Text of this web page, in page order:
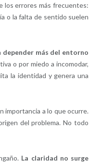
los errores más frecuentes:
o la falta de sentido suelen
depender más del entorno
o por miedo a incomodar,
la identidad y genera una
importancia a lo que ocurre.
del problema. No todo
La claridad no surge